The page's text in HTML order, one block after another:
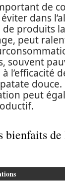
de
dans
produits
peut
souvent
l’efficacité
douce.
peut
bienfaits de